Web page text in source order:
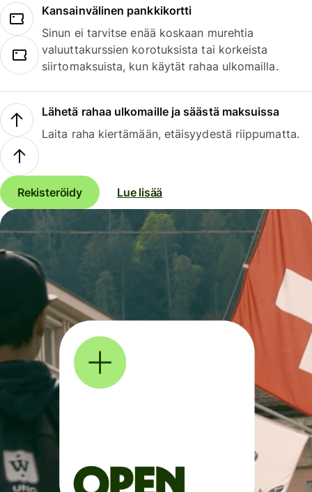
Kansainvälinen pankkikortti
Sinun ei tarvitse enää koskaan murehtia
valuuttakurssien korotuksista tai korkeista
siirtomaksuista, kun käytät rahaa ulkomailla.
Lähetä rahaa ulkomaille ja säästä maksuissa
Laita raha kiertämään, etäisyydestä riippumatta.
Rekisteröidy Lue lisää